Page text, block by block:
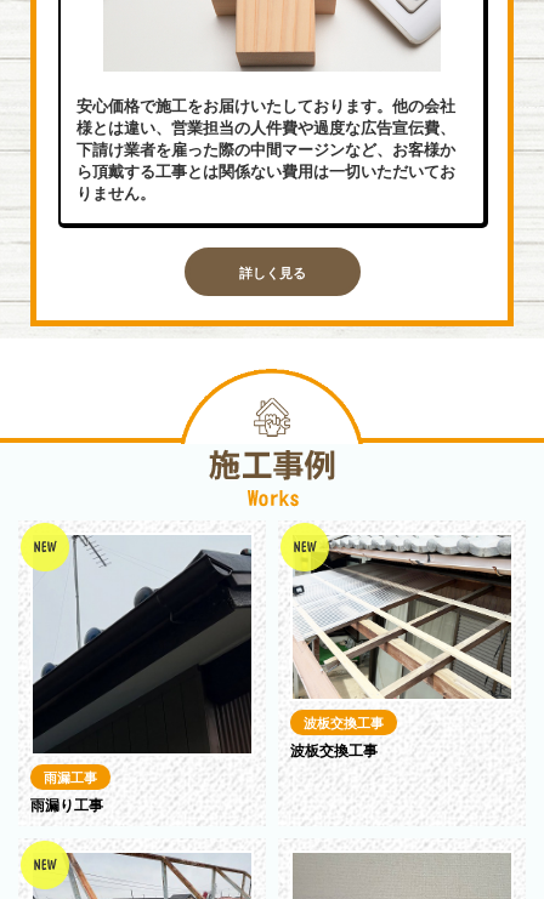
安心価格で施工をお届けいたしております。他の会社
様とは違い、営業担当の人件費や過度な広告宣伝費、
下請け業者を雇った際の中間マージンなど、お客様か
ら頂戴する工事とは関係ない費用は一切いただいてお
りません。
詳しく見る
雨漏工事
雨漏り工事
波板交換工事
波板交換工事